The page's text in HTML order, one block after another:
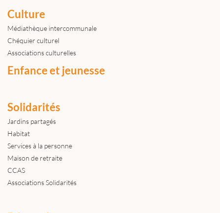
Culture
Médiathèque intercommunale
Chéquier culturel
Associations culturelles
Enfance et jeunesse
Solidarités
Jardins partagés
Habitat
Services à la personne
Maison de retraite
CCAS
Associations Solidarités